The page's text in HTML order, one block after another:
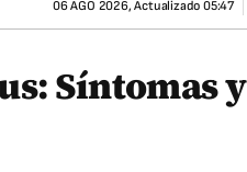
06 AGO 2026,Actualizado 05:47
Síntomas y